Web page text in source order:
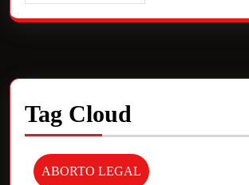
Tag Cloud
ABORTO LEGAL